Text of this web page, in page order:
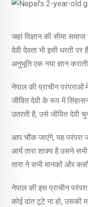
जहां विज्ञान की सीमा
देवी देवता भी इसी धरती
अनुभूति एक नया ज्ञान
नेपाल की प्राचीन
जीवित देवी के रूप में
उतरती है, उसे जीवित देवी
आप चौंक जाएंगे, यह परंपरा
आर्य तारा शाक्य है.उसने
तारा ने सभी मानकों और
नेपाल की इस प्राचीन
कोई दांत टूटे ना हो, उसकी